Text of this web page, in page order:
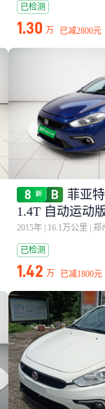
已检测
1.30 万 已减2800元
菲亚
1.4T 自动运动
2015年 16.1万公里 郑
已检测
1.42 万 已减1800元